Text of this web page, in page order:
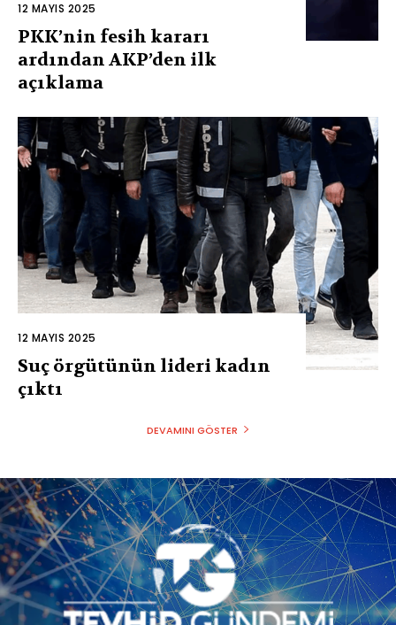
12 MAYIS 2025
PKK’nin fesih kararı
ardından AKP’den ilk
açıklama
12 MAYIS 2025
Suç örgütünün lideri kadın
çıktı
DEVAMINI GÖSTER